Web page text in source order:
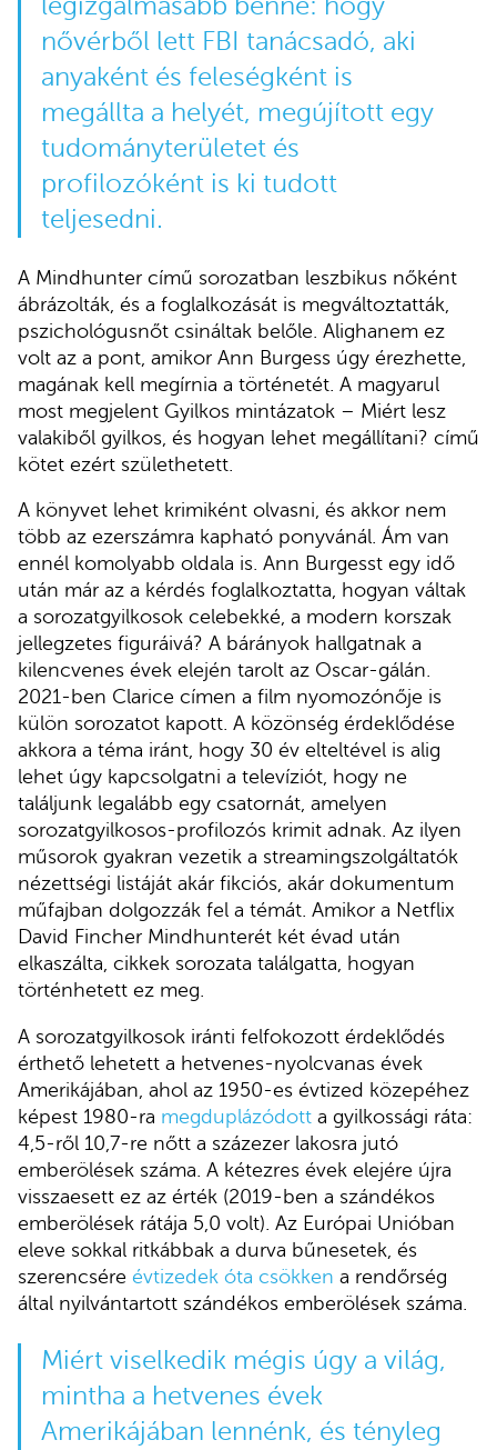
nővérből lett FBI tanácsadó, aki
anyaként és feleségként is
megállta a helyét, megújított egy
tudományterületet és
profilozóként is ki tudott
teljesedni.
A Mindhunter című sorozatban leszbikus nőként
ábrázolták, és a foglalkozását is megváltoztatták,
pszichológusnőt csináltak belőle. Alighanem ez
volt az a pont, amikor Ann Burgess úgy érezhette,
magának kell megírnia a történetét. A magyarul
most megjelent Gyilkos mintázatok – Miért lesz
valakiből gyilkos, és hogyan lehet megállítani? című
kötet ezért születhetett.
A könyvet lehet krimiként olvasni, és akkor nem
több az ezerszámra kapható ponyvánál. Ám van
ennél komolyabb oldala is. Ann Burgesst egy idő
után már az a kérdés foglalkoztatta, hogyan váltak
a sorozatgyilkosok celebekké, a modern korszak
jellegzetes figuráivá? A bárányok hallgatnak a
kilencvenes évek elején tarolt az Oscar-gálán.
2021-ben Clarice címen a film nyomozónője is
külön sorozatot kapott. A közönség érdeklődése
akkora a téma iránt, hogy 30 év elteltével is alig
lehet úgy kapcsolgatni a televíziót, hogy ne
találjunk legalább egy csatornát, amelyen
sorozatgyilkosos-profilozós krimit adnak. Az ilyen
műsorok gyakran vezetik a streamingszolgáltatók
nézettségi listáját akár fikciós, akár dokumentum
műfajban dolgozzák fel a témát. Amikor a Netflix
David Fincher Mindhunterét két évad után
elkaszálta, cikkek sorozata találgatta, hogyan
történhetett ez meg.
A sorozatgyilkosok iránti felfokozott érdeklődés
érthető lehetett a hetvenes-nyolcvanas évek
Amerikájában, ahol az 1950-es évtized közepéhez
képest 1980-ra megduplázódott a gyilkossági ráta:
4,5-ről 10,7-re nőtt a százezer lakosra jutó
emberölések száma. A kétezres évek elejére újra
visszaesett ez az érték (2019-ben a szándékos
emberölések rátája 5,0 volt). Az Európai Unióban
eleve sokkal ritkábbak a durva bűnesetek, és
szerencsére évtizedek óta csökken a rendőrség
által nyilvántartott szándékos emberölések száma.
Miért viselkedik mégis úgy a világ,
mintha a hetvenes évek
Amerikájában lennénk, és tényleg